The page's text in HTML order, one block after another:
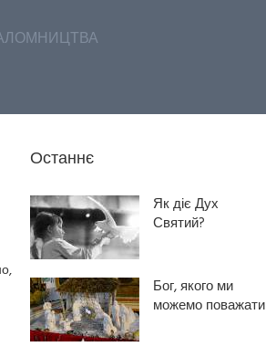
Останнє
Як діє Дух
Святий?
Бог, якого ми
можемо поважати